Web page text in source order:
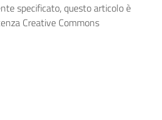
specificato, questo articolo è
Creative Commons